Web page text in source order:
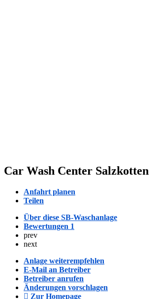
Car Wash Center Salzkotten
Anfahrt planen
Teilen
Über diese SB-Waschanlage
Bewertungen 1
prev
next
Anlage weiterempfehlen
E-Mail an Betreiber
Betreiber anrufen
Änderungen vorschlagen
Zur Homepage